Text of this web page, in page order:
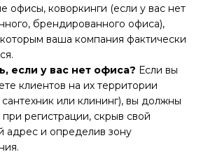
офисы, коворкинги (если у вас нет
брендированного офиса),
ваша компания фактически
если у вас нет офиса? Если вы
клиентов на их территории
или клининг), вы должны
при регистрации, скрыв свой
адрес и определив зону